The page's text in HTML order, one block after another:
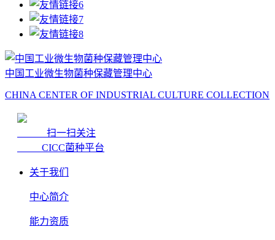
中国工业微生物菌种保藏管理中心
CHINA CENTER OF INDUSTRIAL CULTURE COLLECTION
扫一扫关注
CICC菌种平台
关于我们
中心简介
能力资质